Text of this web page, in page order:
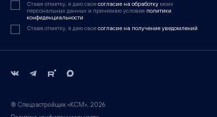
Ставя отметку, я даю свое согласие на обработку моих
персональных данных и принимаю условия политики
конфиденциальности
Ставя отметку, я даю свое согласие на получение уведомлений
® Спецзастройщик «КСМ», 2026